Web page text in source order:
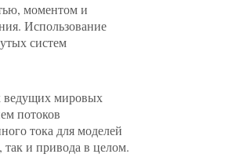
моментом и
Использование
систем
ведущих мировых
потоков
тока для моделей
и привода в целом.